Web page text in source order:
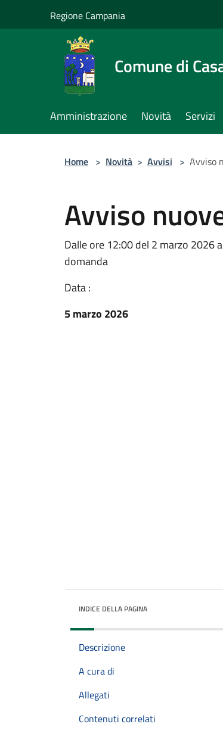
Regione Campania
Comune di
Amministrazione Novità Servizi
Home > Novità > Avvisi > Avviso
Avviso
Dalle ore 12:00 del 2 marzo 2026
domanda
Data :
5 marzo 2026
INDICE DELLA PAGINA
Descrizione
A cura di
Allegati
Contenuti correlati